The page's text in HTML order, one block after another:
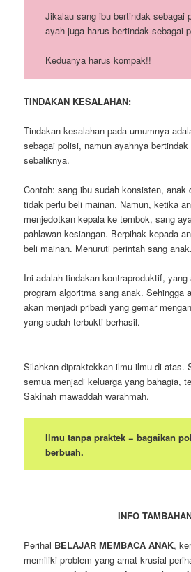
Jikalau sang ibu bertindak sebagai
ayah juga harus bertindak sebagai
Keduanya harus kompak!!
TINDAKAN KESALAHAN:
Tindakan kesalahan pada umumnya
sebagai polisi, namun ayahnya
sebaliknya.
Contoh: sang ibu sudah konsisten, anak
tidak perlu beli mainan. Namun, ketika
menjedotkan kepala ke tembok, sang
pahlawan kesiangan. Berpihak kepada
beli mainan. Menuruti perintah sang anak.
Ini adalah tindakan kontraproduktif,
program algoritma sang anak. Sehingga
akan menjadi pribadi yang gemar
yang sudah terbukti berhasil.
Silahkan dipraktekkan ilmu-ilmu di atas.
semua menjadi keluarga yang bahagia,
Sakinah mawaddah warahmah.
Ilmu tanpa praktek = bagaikan
berbuah.
INFO
Perihal BELAJAR MEMBACA ANAK,
memiliki problem yang amat krusial